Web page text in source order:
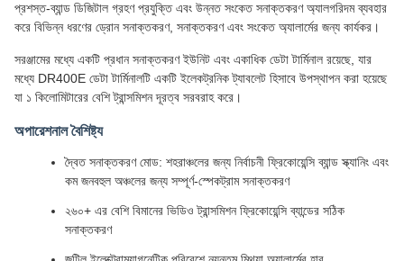
প্রশস্ত-ব্যান্ড ডিজিটাল গ্রহণ প্রযুক্তি এবং উন্নত সংকেত সনাক্তকরণ অ্যালগরিদম ব্যবহার
করে বিভিন্ন ধরণের ড্রোন সনাক্তকরণ, সনাক্তকরণ এবং সংকেত অ্যালার্মের জন্য কার্যকর।
সরঞ্জামের মধ্যে একটি প্রধান সনাক্তকরণ ইউনিট এবং একাধিক ডেটা টার্মিনাল রয়েছে, যার
মধ্যে DR400E ডেটা টার্মিনালটি একটি ইলেকট্রনিক ট্যাবলেট হিসাবে উপস্থাপন করা হয়েছে
যা ১ কিলোমিটারের বেশি ট্রান্সমিশন দূরত্ব সরবরাহ করে।
অপারেশনাল বৈশিষ্ট্য
দ্বৈত সনাক্তকরণ মোড: শহরাঞ্চলের জন্য নির্বাচনী ফ্রিকোয়েন্সি ব্যান্ড স্ক্যানিং এবং
কম জনবহুল অঞ্চলের জন্য সম্পূর্ণ-স্পেকট্রাম সনাক্তকরণ
২৬০+ এর বেশি বিমানের ভিডিও ট্রান্সমিশন ফ্রিকোয়েন্সি ব্যান্ডের সঠিক
সনাক্তকরণ